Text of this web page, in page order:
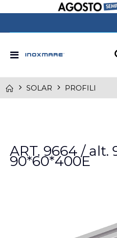
Toggle
SOLAR PROFILI
the
end
of
ART. 9664 / alt.
90*60*400E